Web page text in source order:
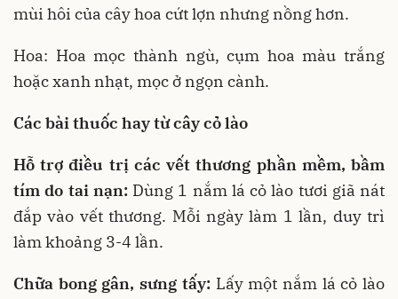
mùi hôi của cây hoa cứt lợn nhưng nồng hơn.
Hoa: Hoa mọc thành ngù, cụm hoa màu trắng
hoặc xanh nhạt, mọc ở ngọn cành.
Các bài thuốc hay từ cây cỏ lào
Hỗ trợ điều trị các vết thương phần mềm, bầm
tím do tai nạn: Dùng 1 nắm lá cỏ lào tươi giã nát
đắp vào vết thương. Mỗi ngày làm 1 lần, duy trì
làm khoảng 3-4 lần.
Chữa bong gân, sưng tấy: Lấy một nắm lá cỏ lào